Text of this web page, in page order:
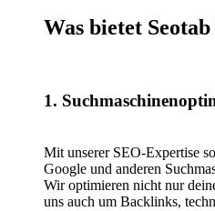
Was bietet
1.
Mit unserer SEO-Expertise
Google und anderen
Wir optimieren nicht nur
uns auch um Backlinks,